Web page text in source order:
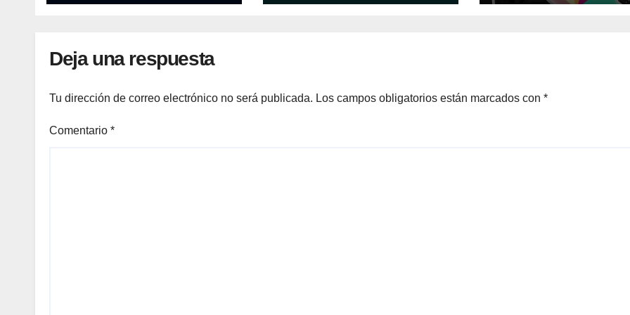
central
Deja una respuesta
Tu dirección de correo electrónico no será publicada. Los campos obligatorios están marcados con *
Comentario *